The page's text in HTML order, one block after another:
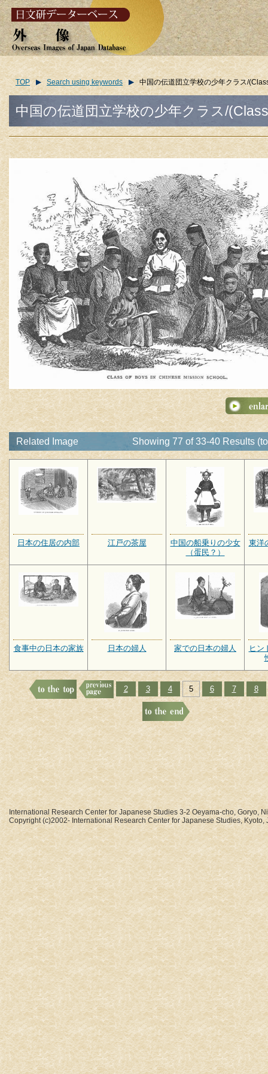
TOP Search using keywords 中国の伝道団立学校の少年クラス/
中国の伝道団立学校の少年クラス/
Related Image Showing 77 of 33-40 Results
日本の住居の内部 江戸の茶屋
中国の船乗りの少女
（蛋民？）
東洋
食事中の日本の家族 日本の婦人 家での日本の婦人
ヒン
2 3 4 5 6 7 8
International Research Center for Japanese Studies 3-2 Oeyama-cho, Goryo,
Copyright (c)2002- International Research Center for Japanese Studies, Kyoto,